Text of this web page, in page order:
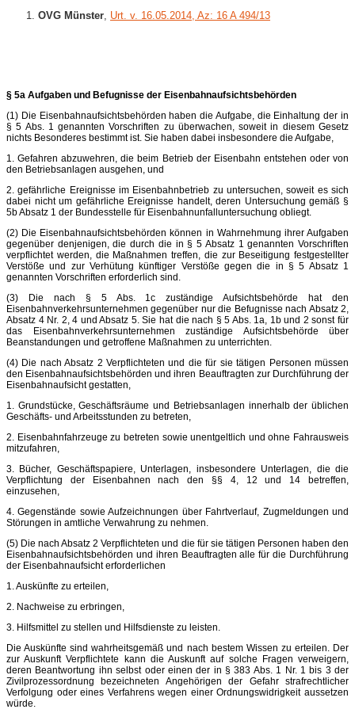
OVG Münster Urt. v. 16.05.2014, Az: 16 A 494/13
§ 5a Aufgaben und Befugnisse der Eisenbahnaufsichtsbehörden
(1) Die Eisenbahnaufsichtsbehörden haben die Aufgabe, die Einhaltung der in
§ 5 Abs. 1 genannten Vorschriften zu überwachen, soweit in diesem Gesetz
nichts Besonderes bestimmt ist. Sie haben dabei insbesondere die Aufgabe,
1. Gefahren abzuwehren, die beim Betrieb der Eisenbahn entstehen oder von
den Betriebsanlagen ausgehen, und
2. gefährliche Ereignisse im Eisenbahnbetrieb zu untersuchen, soweit es sich
dabei nicht um gefährliche Ereignisse handelt, deren Untersuchung gemäß §
5b Absatz 1 der Bundesstelle für Eisenbahnunfalluntersuchung obliegt.
(2) Die Eisenbahnaufsichtsbehörden können in Wahrnehmung ihrer Aufgaben
gegenüber denjenigen, die durch die in § 5 Absatz 1 genannten Vorschriften
verpflichtet werden, die Maßnahmen treffen, die zur Beseitigung festgestellter
Verstöße und zur Verhütung künftiger Verstöße gegen die in § 5 Absatz 1
genannten Vorschriften erforderlich sind.
(3) Die nach § 5 Abs. 1c zuständige Aufsichtsbehörde hat den
Eisenbahnverkehrsunternehmen gegenüber nur die Befugnisse nach Absatz 2,
Absatz 4 Nr. 2, 4 und Absatz 5. Sie hat die nach § 5 Abs. 1a, 1b und 2 sonst für
das Eisenbahnverkehrsunternehmen zuständige Aufsichtsbehörde über
Beanstandungen und getroffene Maßnahmen zu unterrichten.
(4) Die nach Absatz 2 Verpflichteten und die für sie tätigen Personen müssen
den Eisenbahnaufsichtsbehörden und ihren Beauftragten zur Durchführung der
Eisenbahnaufsicht gestatten,
1. Grundstücke, Geschäftsräume und Betriebsanlagen innerhalb der üblichen
Geschäfts- und Arbeitsstunden zu betreten,
2. Eisenbahnfahrzeuge zu betreten sowie unentgeltlich und ohne Fahrausweis
mitzufahren,
3. Bücher, Geschäftspapiere, Unterlagen, insbesondere Unterlagen, die die
Verpflichtung der Eisenbahnen nach den §§ 4, 12 und 14 betreffen,
einzusehen,
4. Gegenstände sowie Aufzeichnungen über Fahrtverlauf, Zugmeldungen und
Störungen in amtliche Verwahrung zu nehmen.
(5) Die nach Absatz 2 Verpflichteten und die für sie tätigen Personen haben den
Eisenbahnaufsichtsbehörden und ihren Beauftragten alle für die Durchführung
der Eisenbahnaufsicht erforderlichen
1. Auskünfte zu erteilen,
2. Nachweise zu erbringen,
3. Hilfsmittel zu stellen und Hilfsdienste zu leisten.
Die Auskünfte sind wahrheitsgemäß und nach bestem Wissen zu erteilen. Der
zur Auskunft Verpflichtete kann die Auskunft auf solche Fragen verweigern,
deren Beantwortung ihn selbst oder einen der in § 383 Abs. 1 Nr. 1 bis 3 der
Zivilprozessordnung bezeichneten Angehörigen der Gefahr strafrechtlicher
Verfolgung oder eines Verfahrens wegen einer Ordnungswidrigkeit aussetzen
würde.